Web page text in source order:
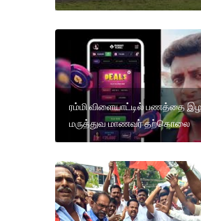
ரம்மி விளையாட்டில் பணத்தை
மருத்துவ மாணவர் தற்கொலை